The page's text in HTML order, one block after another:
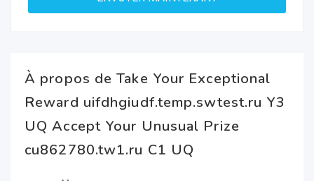
À propos de Take Your Exceptional
Reward uifdhgiudf.temp.swtest.ru Y3
UQ Accept Your Unusual Prize
cu862780.tw1.ru C1 UQ